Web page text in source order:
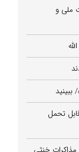
ملی و
تحمل